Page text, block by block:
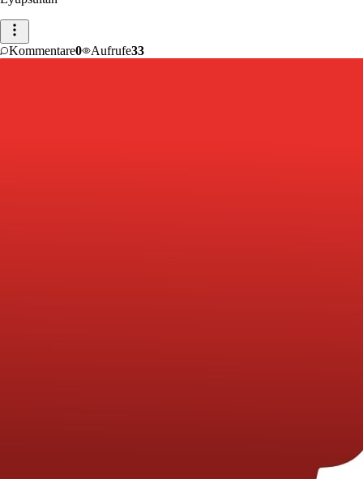
Kommentare0 Aufrufe33